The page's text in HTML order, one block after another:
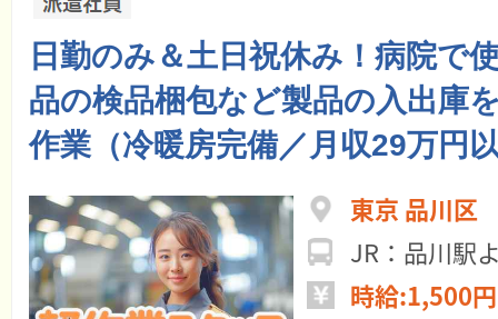
日勤のみ＆土日祝休み！病院で
品の検品梱包など製品の入出庫
作業（冷暖房完備／月収29万円
東京 品川区
JR：品川駅
時給:1,500